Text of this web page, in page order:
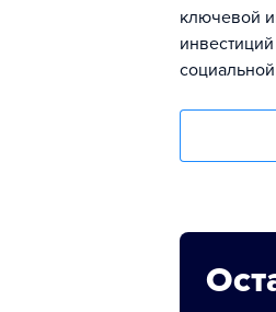
ключевой